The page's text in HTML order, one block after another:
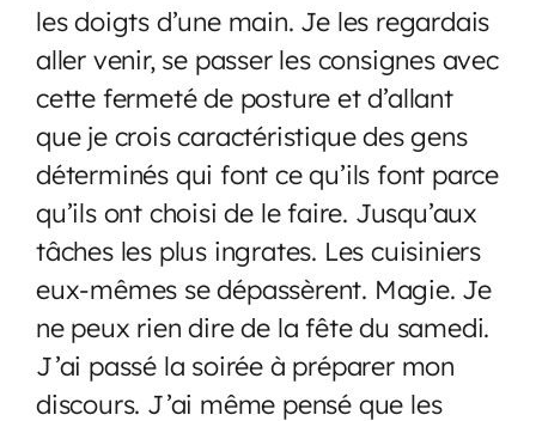
les doigts d’une main. Je les regardais
aller venir, se passer les consignes avec
cette fermeté de posture et d’allant
que je crois caractéristique des gens
déterminés qui font ce qu’ils font parce
qu’ils ont choisi de le faire. Jusqu’aux
tâches les plus ingrates. Les cuisiniers
eux-mêmes se dépassèrent. Magie. Je
ne peux rien dire de la fête du samedi.
J’ai passé la soirée à préparer mon
discours. J’ai même pensé que les